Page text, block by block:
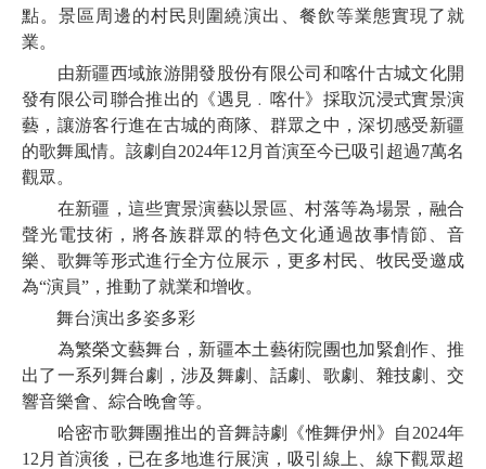
點。景區周邊的村民則圍繞演出、餐飲等業態實現了就
業。
由新疆西域旅游開發股份有限公司和喀什古城文化開
發有限公司聯合推出的《遇見﹒喀什》採取沉浸式實景演
藝，讓游客行進在古城的商隊、群眾之中，深切感受新疆
的歌舞風情。該劇自2024年12月首演至今已吸引超過7萬名
觀眾。
在新疆，這些實景演藝以景區、村落等為場景，融合
聲光電技術，將各族群眾的特色文化通過故事情節、音
樂、歌舞等形式進行全方位展示，更多村民、牧民受邀成
為“演員”，推動了就業和增收。
舞台演出多姿多彩
為繁榮文藝舞台，新疆本土藝術院團也加緊創作、推
出了一系列舞台劇，涉及舞劇、話劇、歌劇、雜技劇、交
響音樂會、綜合晚會等。
哈密市歌舞團推出的音舞詩劇《惟舞伊州》自2024年
12月首演後，已在多地進行展演，吸引線上、線下觀眾超